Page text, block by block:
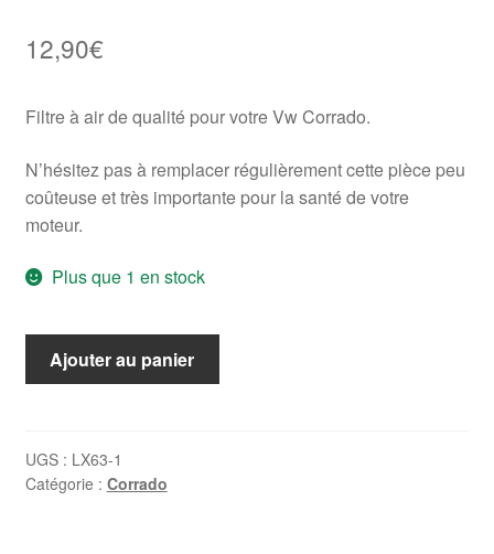
12,90€
Filtre à air de qualité pour votre Vw Corrado.
N’hésitez pas à remplacer régulièrement cette pièce peu
coûteuse et très importante pour la santé de votre
moteur.
Plus que 1 en stock
quantité
air
Corrado
Ajouter au panier
UGS : LX63-1
Catégorie : Corrado